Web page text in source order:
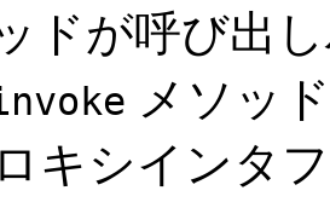
ドが呼び出
メソッ
キシインタ